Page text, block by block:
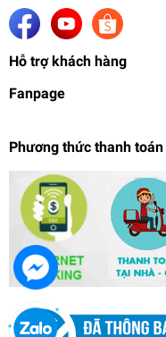
Hỗ trợ khách hàng
Fanpage
Phương thức thanh toán
Phụ
89.000₫